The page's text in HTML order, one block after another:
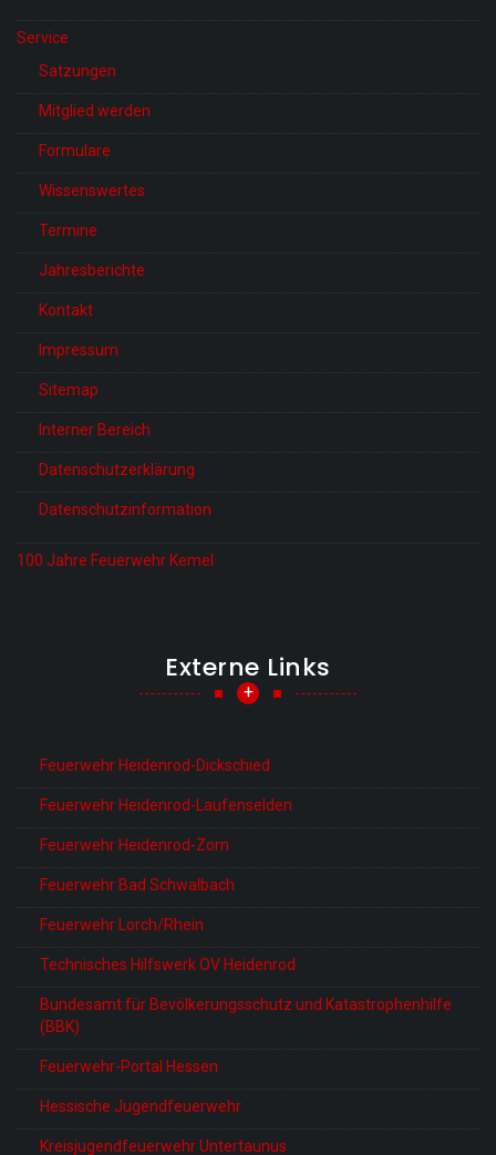
Service
Satzungen
Mitglied werden
Formulare
Wissenswertes
Termine
Jahresberichte
Kontakt
Impressum
Sitemap
Interner Bereich
Datenschutzerklärung
Datenschutzinformation
100 Jahre Feuerwehr Kemel
Externe Links
+
Feuerwehr Heidenrod-Dickschied
Feuerwehr Heidenrod-Laufenselden
Feuerwehr Heidenrod-Zorn
Feuerwehr Bad Schwalbach
Feuerwehr Lorch/Rhein
Technisches Hilfswerk OV Heidenrod
Bundesamt für Bevölkerungsschutz und Katastrophenhilfe
(BBK)
Feuerwehr-Portal Hessen
Hessische Jugendfeuerwehr
Kreisjugendfeuerwehr Untertaunus